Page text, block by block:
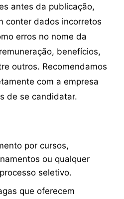
antes da publicação,
conter dados incorretos
erros no nome da
benefícios,
outros. Recomendamos
com a empresa
de se candidatar.
por cursos,
ou qualquer
seletivo.
que oferecem